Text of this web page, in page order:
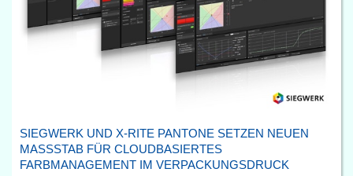
SIEGWERK UND X-RITE PANTONE SETZEN NEUEN
MASSSTAB FÜR CLOUDBASIERTES F
ARBMANAGEMENT IM VERPACKUNGSDRUCK